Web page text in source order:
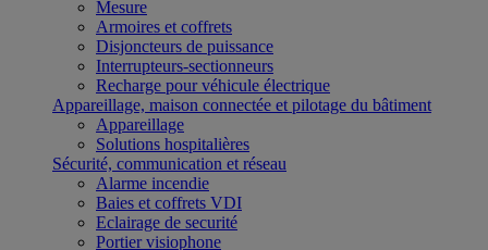
Mesure
Armoires et coffrets
Disjoncteurs de puissance
Interrupteurs-sectionneurs
Recharge pour véhicule électrique
Appareillage, maison connectée et pilotage du bâtiment
Appareillage
Solutions hospitalières
Sécurité, communication et réseau
Alarme incendie
Baies et coffrets VDI
Eclairage de securité
Portier visiophone